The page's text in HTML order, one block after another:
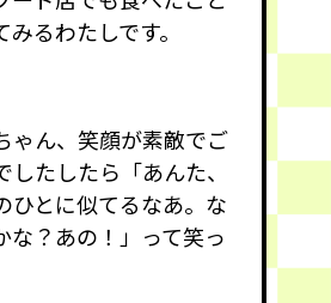
るわたしです。
ゃん、笑顔が素敵でご
したしたら「あんた、
ひとに似てるなあ。な
な？あの！」って笑っ